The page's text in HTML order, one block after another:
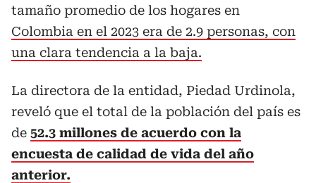
tamaño promedio de los hogares en
Colombia en el 2023 era de 2.9 personas, con
una clara tendencia a la baja.
La directora de la entidad, Piedad Urdinola,
reveló que el total de la población del país es
de 52.3 millones de acuerdo con la
encuesta de calidad de vida del año
anterior.